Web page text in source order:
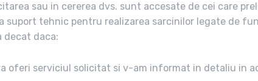
sau in cererea dvs. sunt accesate de cei care
suport tehnic pentru realizarea sarcinilor legate de
decat daca:
oferi serviciul solicitat si v-am informat in detaliu in